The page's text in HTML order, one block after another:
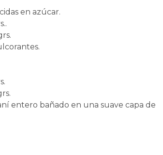
en azúcar.
.
entero bañado en una suave capa de